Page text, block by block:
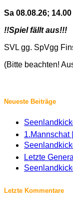
Sa 08.08.26;
!!Spiel fällt aus!!!
SVL gg. SpVgg
(Bitte beachten!
Neueste Beiträge
1.Mannschat
Letzte
Letzte Kommentare